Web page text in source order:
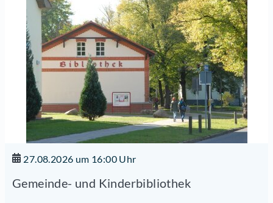
27.08.2026 um 16:00 Uhr
Gemeinde- und Kinderbibliothek